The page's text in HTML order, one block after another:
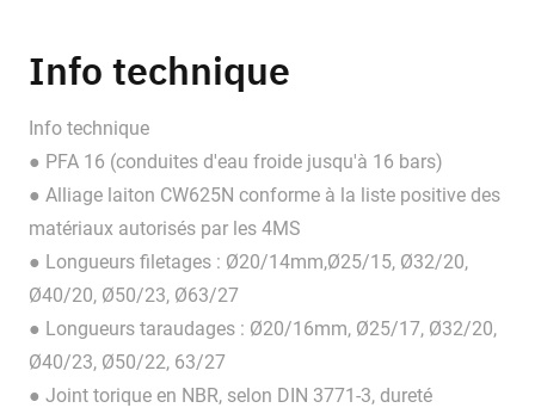
Info technique
Info technique
● PFA 16 (conduites d'eau froide jusqu'à 16 bars)
● Alliage laiton CW625N conforme à la liste positive des
matériaux autorisés par les 4MS
● Longueurs filetages : Ø20/14mm,Ø25/15, Ø32/20,
Ø40/20, Ø50/23, Ø63/27
● Longueurs taraudages : Ø20/16mm, Ø25/17, Ø32/20,
Ø40/23, Ø50/22, 63/27
● Joint torique en NBR, selon DIN 3771-3, dureté